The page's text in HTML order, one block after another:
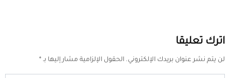
اترك تعليقا
لن يتم نشر عنوان بريدك الإلكتروني. الحقول الإلزامية مشار إليها بـ *